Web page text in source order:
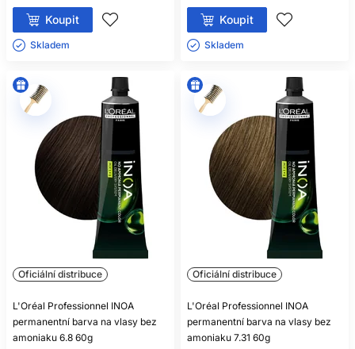
Ne. I bezamoniaková oxidační barva může obsahovat
alergizující barvicí látky.
Koupit
Skladem ㅤ
Koupit
Skladem ㅤ
Oficiální distribuce
L'Oréal Professionnel INOA
permanentní barva na vlasy bez
amoniaku 6.8 60g
Oficiální distribuce
L'Oréal Professionnel INOA
permanentní barva na vlasy bez
amoniaku 7.31 60g